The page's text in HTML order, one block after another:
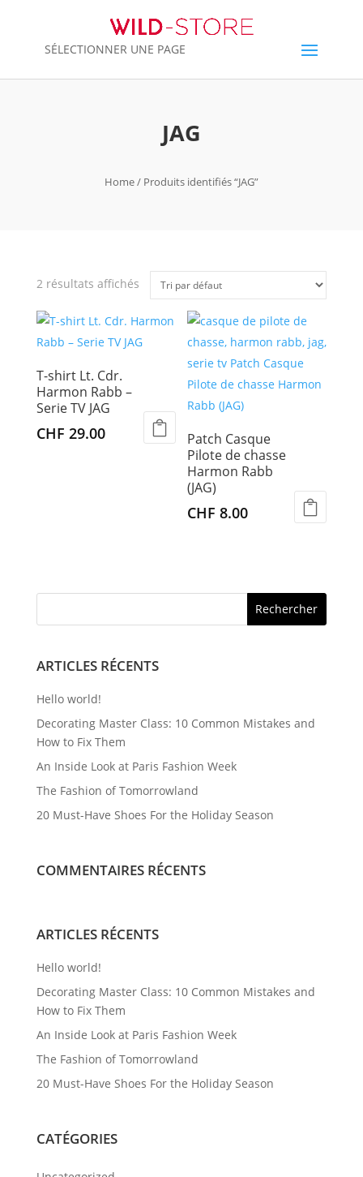
SÉLECTIONNER UNE PAGE
JAG
Home/ Produits identifiés “JAG”
2 résultats affichés
T-shirt Lt. Cdr.
Harmon Rabb –
Serie TV JAG
CHF 29.00
être
sur
page
du
produit
Patch Casque
Pilote de chasse
Harmon Rabb
(JAG)
CHF 8.00
ARTICLES RÉCENTS
Hello world!
Decorating Master Class: 10 Common Mistakes and
How to Fix Them
An Inside Look at Paris Fashion Week
The Fashion of Tomorrowland
20 Must-Have Shoes For the Holiday Season
COMMENTAIRES RÉCENTS
ARTICLES RÉCENTS
Hello world!
Decorating Master Class: 10 Common Mistakes and
How to Fix Them
An Inside Look at Paris Fashion Week
The Fashion of Tomorrowland
20 Must-Have Shoes For the Holiday Season
CATÉGORIES